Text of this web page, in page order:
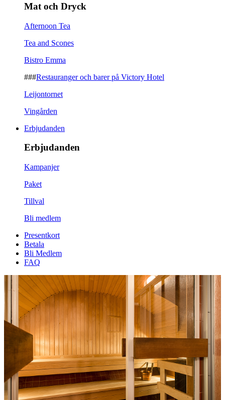
Mat och Dryck
Afternoon Tea
Tea and Scones
Bistro Emma
###Restauranger och barer på Victory Hotel
Leijontornet
Vingården
Erbjudanden
Erbjudanden
Kampanjer
Paket
Tillval
Bli medlem
Presentkort
Betala
Bli Medlem
FAQ